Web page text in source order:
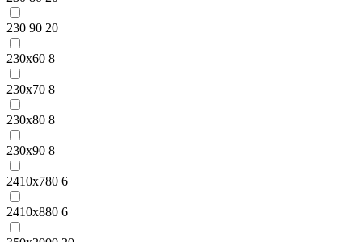
230 90 20
230x60 8
230x70 8
230x80 8
230x90 8
2410x780 6
2410x880 6